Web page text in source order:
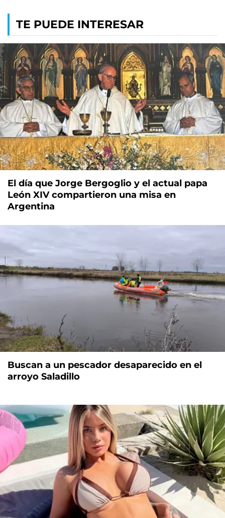
TE PUEDE INTERESAR
El día que Jorge Bergoglio y el actual papa
León XIV compartieron una misa en
Argentina
Buscan a un pescador desaparecido en el
arroyo Saladillo